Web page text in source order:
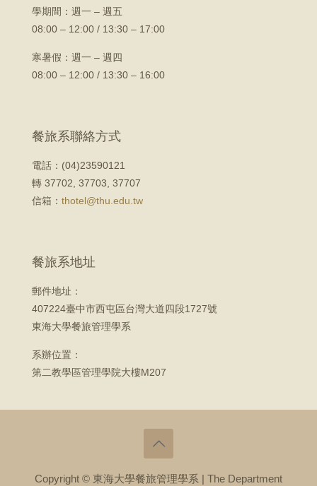
學期間： 週一 – 週五
08:00 – 12:00 / 13:30 – 17:00
寒暑假：週一 – 週四
08:00 – 12:00 / 13:30 – 16:00
餐旅系聯絡方式
電話：(04)23590121
轉 37702, 37703, 37707
信箱： thotel@thu.edu.tw
餐旅系地址
郵件地址：
407224臺中市西屯區台灣大道四段1727號
東海大學餐旅管理學系
系辦位置：
第二教學區管理學院大樓M207
Copyright © 東海大學餐旅管理學系 | The Department